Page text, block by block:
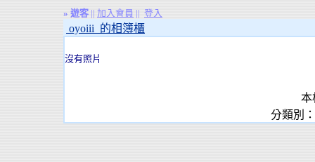
» 遊客 || 加入會員 || 登入
oyoiii 的相簿櫃
沒有照片
本
分類別